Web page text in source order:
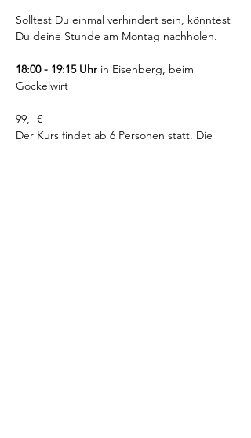
Solltest Du einmal verhindert sein, könntest
Du deine Stunde am Montag nachholen.
18:00 - 19:15 Uhr in Eisenberg, beim
Gockelwirt
99,- €
Der Kurs findet ab 6 Personen statt. Die